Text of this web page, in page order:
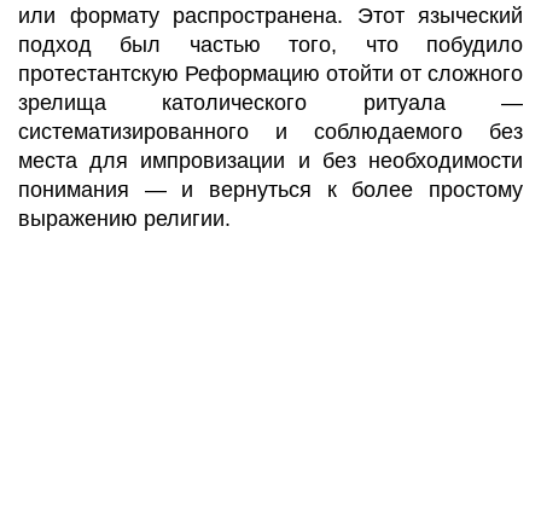
или формату распространена. Этот языческий
подход был частью того, что побудило
протестантскую Реформацию отойти от сложного
зрелища католического ритуала —
систематизированного и соблюдаемого без
места для импровизации и без необходимости
понимания — и вернуться к более простому
выражению религии.